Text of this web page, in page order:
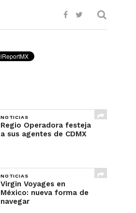
NOTICIAS
Regio Operadora festeja
a sus agentes de CDMX
NOTICIAS
Virgin Voyages en
México: nueva forma de
navegar